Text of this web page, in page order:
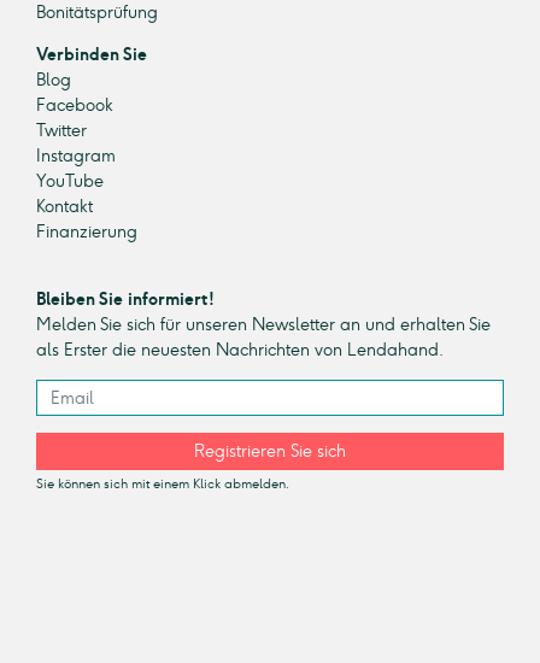
Bonitätsprüfung
Verbinden Sie
Blog
Facebook
Twitter
Instagram
YouTube
Kontakt
Finanzierung
Bleiben Sie informiert!
Melden Sie sich für unseren Newsletter an und erhalten Sie
als Erster die neuesten Nachrichten von Lendahand.
Registrieren Sie sich
Sie können sich mit einem Klick abmelden.